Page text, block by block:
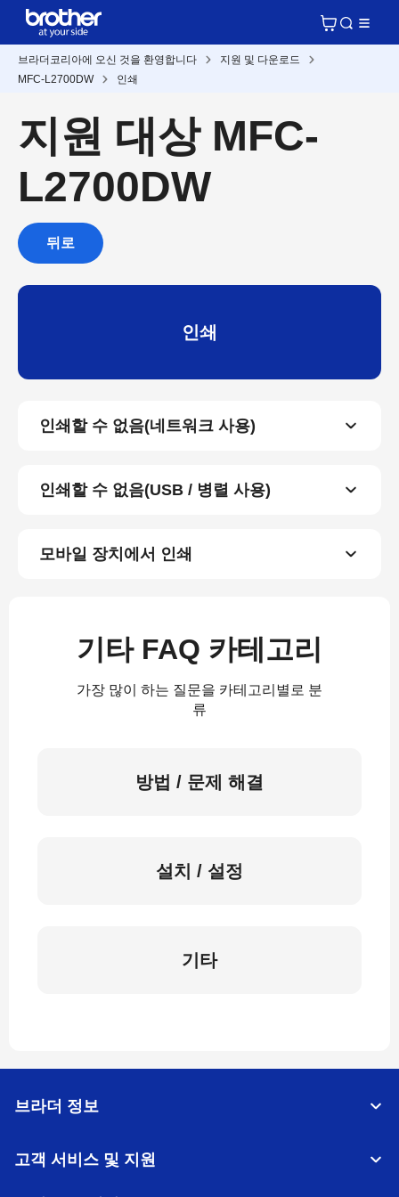
브라더코리아에 오신 것을 환영합니다
지원 및 다운로드
MFC-L2700DW
인쇄
지원 대상 MFC-
L2700DW
뒤로
인쇄
인쇄할 수 없음(네트워크 사용)
인쇄할 수 없음(USB / 병렬 사용)
모바일 장치에서 인쇄
기타 FAQ 카테고리
가장 많이 하는 질문을 카테고리별로 분
류
방법 / 문제 해결
설치 / 설정
기타
브라더 정보
고객 서비스 및 지원